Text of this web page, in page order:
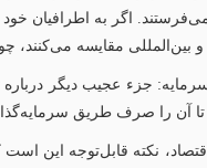
می‌فرستند. اگر به اطرافیان
بین‌المللی مقایسه می‌کنند،
جزء عجیب دیگر
آن را صرف طریق
نکته قابل‌توجه این